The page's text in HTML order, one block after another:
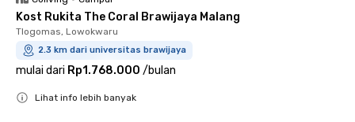
Kost Rukita The Coral Brawijaya Malang
Tlogomas, Lowokwaru
2.3 km dari universitas brawijaya
mulai dari Rp1.768.000 /bulan
Lihat info lebih banyak